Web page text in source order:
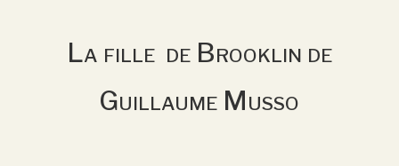
La fille de Brooklin de
Guillaume Musso